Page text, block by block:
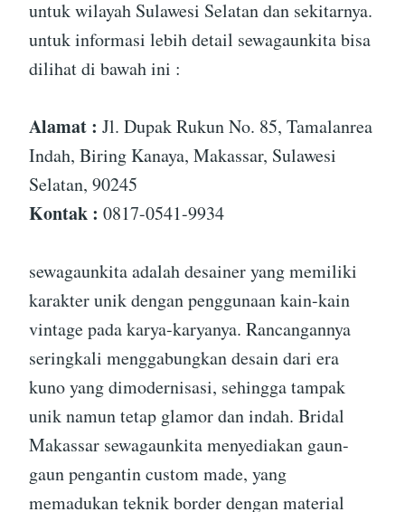
untuk wilayah Sulawesi Selatan dan sekitarnya.
untuk informasi lebih detail sewagaunkita bisa
dilihat di bawah ini :
Alamat : Jl. Dupak Rukun No. 85, Tamalanrea
Indah, Biring Kanaya, Makassar, Sulawesi
Selatan, 90245
Kontak : 0817-0541-9934
sewagaunkita adalah desainer yang memiliki
karakter unik dengan penggunaan kain-kain
vintage pada karya-karyanya. Rancangannya
seringkali menggabungkan desain dari era
kuno yang dimodernisasi, sehingga tampak
unik namun tetap glamor dan indah. Bridal
Makassar sewagaunkita menyediakan gaun-
gaun pengantin custom made, yang
memadukan teknik border dengan material